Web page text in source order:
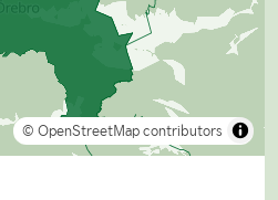
© OpenStreetMap contributors